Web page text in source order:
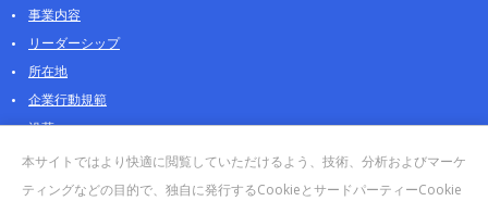
事業内容
リーダーシップ
所在地
企業行動規範
沿革
採用情報
パートナー
本サイトではより快適に閲覧していただけるよう、技術、分析およびマーケ
ティングなどの目的で、独自に発行するCookieとサードパーティーCookie